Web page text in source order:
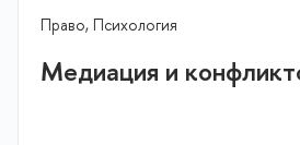
Право, Психология
Медиация и